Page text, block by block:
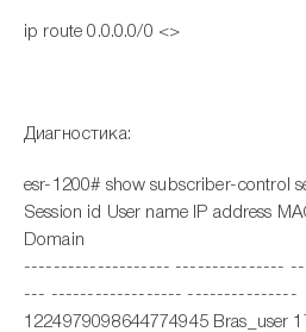
ip route 0.0.0.0/0 <>
Диагностика:
esr-1200# show subscriber-control
Session id User name IP address
Domain
-------------------- ---------------
--- ------------------ ---------------
1224979098644774945 Bras_user